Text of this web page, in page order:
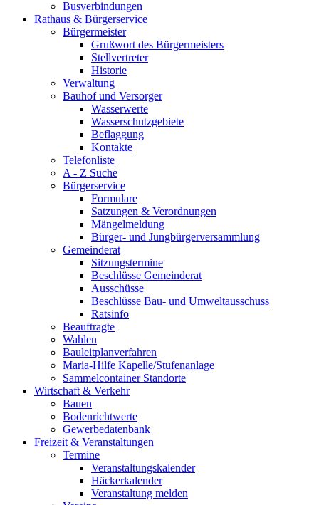
Busverbindungen
Rathaus & Bürgerservice
Bürgermeister
Grußwort des Bürgermeisters
Stellvertreter
Historie
Verwaltung
Bauhof und Versorger
Wasserwerte
Wasserschutzgebiete
Beflaggung
Kontakte
Telefonliste
A - Z Suche
Bürgerservice
Formulare
Satzungen & Verordnungen
Mängelmeldung
Bürger- und Jungbürgerversammlung
Gemeinderat
Sitzungstermine
Beschlüsse Gemeinderat
Ausschüsse
Beschlüsse Bau- und Umweltausschuss
Ratsinfo
Beauftragte
Wahlen
Bauleitplanverfahren
Maria-Hilfe Kapelle/Stufenanlage
Sammelcontainer Standorte
Wirtschaft & Verkehr
Bauen
Bodenrichtwerte
Gewerbedatenbank
Freizeit & Veranstaltungen
Termine
Veranstaltungskalender
Häckerkalender
Veranstaltung melden